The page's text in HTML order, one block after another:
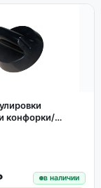
конфорки/
6мм,
в наличии